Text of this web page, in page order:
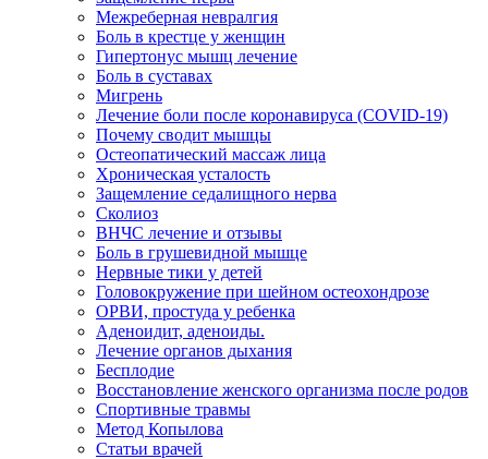
Межреберная невралгия
Боль в крестце у женщин
Гипертонус мышц лечение
Боль в суставах
Мигрень
Лечение боли после коронавируса (COVID-19)
Почему сводит мышцы
Остеопатический массаж лица
Хроническая усталость
Защемление седалищного нерва
Сколиоз
ВНЧС лечение и отзывы
Боль в грушевидной мышце
Нервные тики у детей
Головокружение при шейном остеохондрозе
ОРВИ, простуда у ребенка
Аденоидит, аденоиды.
Лечение органов дыхания
Бесплодие
Восстановление женского организма после родов
Спортивные травмы
Метод Копылова
Статьи врачей